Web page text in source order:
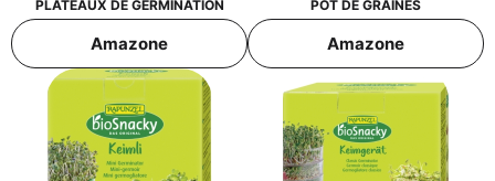
PLA­TEAUX DE GERMINATION
Ama­zo­ne
POT DE GRAINES
Ama­zo­ne